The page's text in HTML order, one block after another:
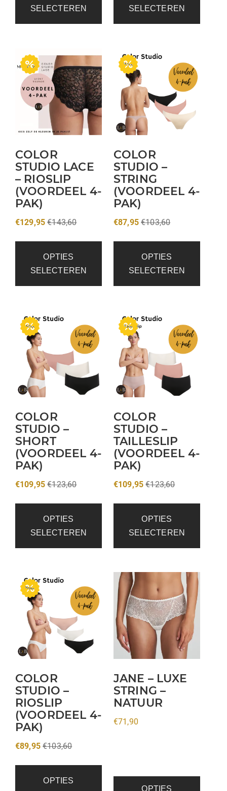
SELECTEREN
SELECTEREN
COLOR
STUDIO LACE
– RIOSLIP
(VOORDEEL 4-
PAK)
€129,95 €143,60
OPTIES
SELECTEREN
COLOR
STUDIO –
STRING
(VOORDEEL 4-
PAK)
€87,95 €103,60
OPTIES
SELECTEREN
COLOR
STUDIO –
SHORT
(VOORDEEL 4-
PAK)
€109,95 €123,60
OPTIES
SELECTEREN
COLOR
STUDIO –
TAILLESLIP
(VOORDEEL 4-
PAK)
€109,95 €123,60
OPTIES
SELECTEREN
COLOR
STUDIO –
RIOSLIP
(VOORDEEL 4-
PAK)
€89,95 €103,60
OPTIES
JANE – LUXE
STRING –
NATUUR
€71,90
OPTIES
Dit
product
heeft
meerdere
variaties.
Deze
optie
kan
gekozen
worden